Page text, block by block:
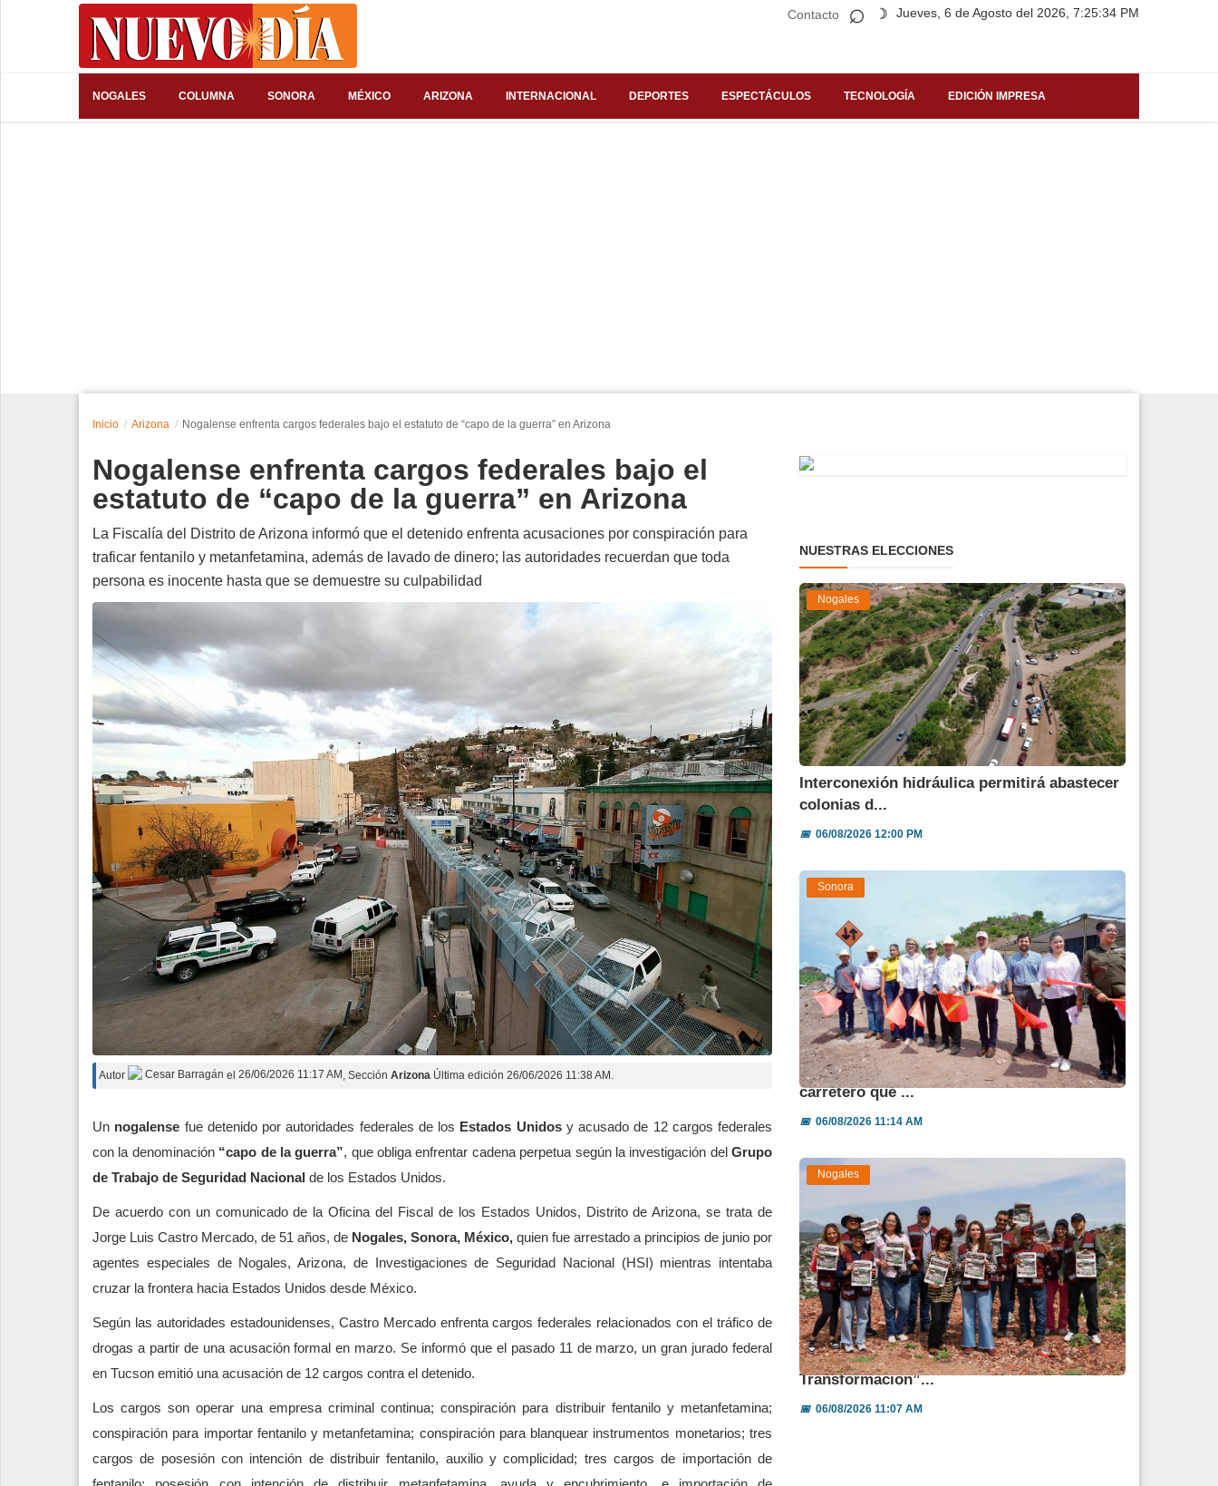
Contacto Jueves, 6 de Agosto del 2026, 7:25:34 PM
⌕ ☽
NOGALES COLUMNA SONORA MÉXICO ARIZONA INTERNACIONAL DEPORTES ESPECTÁCULOS TECNOLOGÍA EDICIÓN IMPRESA
Edición Impresa
Inicio Arizona Nogalense enfrenta cargos federales bajo el estatuto de “capo de la guerra” en Arizona
Nogalense enfrenta cargos federales bajo el
estatuto de “capo de la guerra” en Arizona
La Fiscalía del Distrito de Arizona informó que el detenido enfrenta acusaciones por conspiración para
traficar fentanilo y metanfetamina, además de lavado de dinero; las autoridades recuerdan que toda
persona es inocente hasta que se demuestre su culpabilidad
Autor Cesar Barragán el 26/06/2026 11:17 AM , Sección Arizona Última edición 26/06/2026 11:38 AM.
Un nogalense fue detenido por autoridades federales de los Estados Unidosy acusado de 12 cargos federales
con la denominación “capo de la guerra”, que obliga enfrentar cadena perpetua según la investigación del Grupo
de Trabajo de Seguridad Nacional de los Estados Unidos.
De acuerdo con un comunicado de la Oficina del Fiscal de los Estados Unidos, Distrito de Arizona, se trata de
Jorge Luis Castro Mercado, de 51 años, de Nogales, Sonora, México, quien fue arrestado a principios de junio por
agentes especiales de Nogales, Arizona, de Investigaciones de Seguridad Nacional (HSI) mientras intentaba
cruzar la frontera hacia Estados Unidos desde México.
Según las autoridades estadounidenses, Castro Mercado enfrenta cargos federales relacionados con el tráfico de
drogas a partir de una acusación formal en marzo. Se informó que el pasado 11 de marzo, un gran jurado federal
en Tucson emitió una acusación de 12 cargos contra el detenido.
Los cargos son operar una empresa criminal continua; conspiración para distribuir fentanilo y metanfetamina;
conspiración para importar fentanilo y metanfetamina; conspiración para blanquear instrumentos monetarios; tres
cargos de posesión con intención de distribuir fentanilo, auxilio y complicidad; tres cargos de importación de
NUESTRAS ELECCIONES
Nogales
Interconexión hidráulica permitirá abastecer
colonias d...
📅06/08/2026 12:00 PM
Sonora
Arranca Durazo modernización de corredor
carretero que ...
📅06/08/2026 11:14 AM
Nogales
Julia Huerta lleva los “Diálogos por la
Transformación”...
📅06/08/2026 11:07 AM